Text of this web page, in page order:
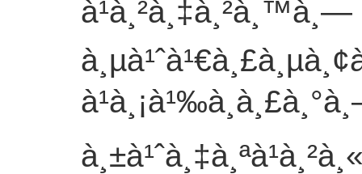
à¹à¸²à¸‡à¸²à¸™à¸—